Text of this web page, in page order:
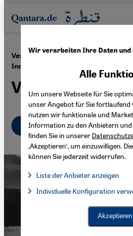
Direkt zum Inhalt springen
Vergangenheitsbewältigung und
Indonesien
Verdrängtes
Deutsch
Wir verarbeiten Ihre Daten und
Alle
Um unsere Webseite für Sie
unser Angebot für Sie fortlaufend
nutzen wir funktionale und
Information zu den Anbietern
finden Sie in unserer
‚Akzeptieren‘, um einzuwilligen.
können Sie jederzeit widerrufen.
Liste der Anbieter anzeigen
Facebook Embed / Facebook
Facebook Embed / Facebook
Individuelle Konfiguration
Akzeptieren